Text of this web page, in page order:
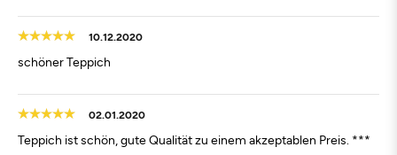
10.12.2020
schöner Teppich
02.01.2020
Teppich ist schön, gute Qualität zu einem akzeptablen Preis. ***